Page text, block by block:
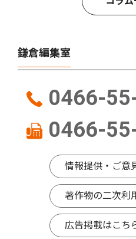
鎌倉編集室
0466-
0466-
情報提供・ご意
著作物の二次利
広告掲載はこち